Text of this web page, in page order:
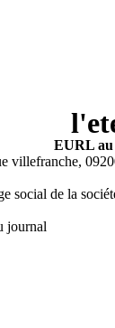
EURL au
villefranche,
social de la
journal